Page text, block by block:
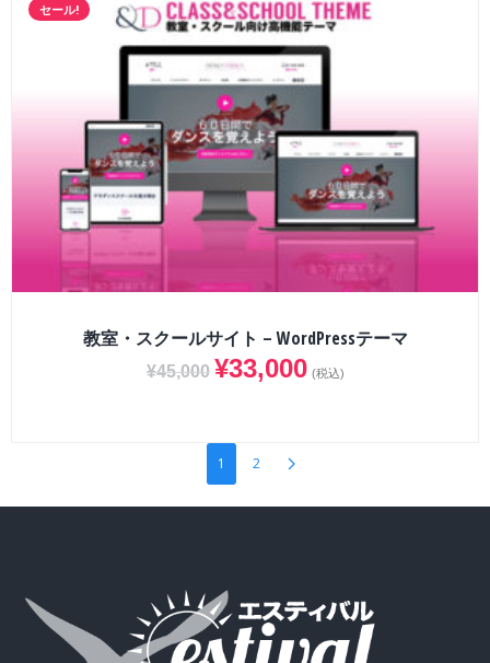
セール!
教室・スクールサイト – WordPressテーマ
¥45,000 ¥33,000 (税込)
1 2